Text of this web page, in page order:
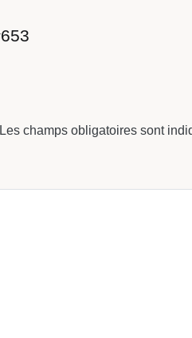
Les champs obligatoires sont